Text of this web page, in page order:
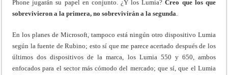
Phone jugarán su papel en conjunto. ¿Y los Lumia?Creo que los que
sobrevivieron a la primera, no sobrevivirán a la segunda.
En los planes de Microsoft, tampoco está ningún otro dispositivo Lumia
según la fuente de Rubino; esto sí que me parece acertado después de los
últimos dos dispositivos de la marca, los Lumia 550 y 650, ambos
enfocados para el sector más cómodo del mercado; que sí, que el Lumia